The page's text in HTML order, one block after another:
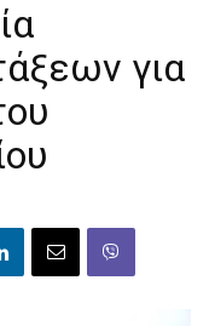
για